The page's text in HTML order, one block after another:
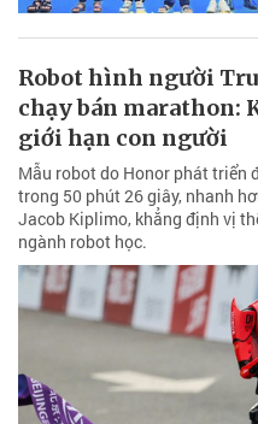
Robot hình người
chạy bán marathon:
giới hạn con người
Mẫu robot do Honor phát triển
trong 50 phút 26 giây, nhanh
Jacob Kiplimo, khẳng định vị
ngành robot học.